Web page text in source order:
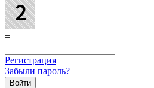
=
Регистрация
Забыли пароль?